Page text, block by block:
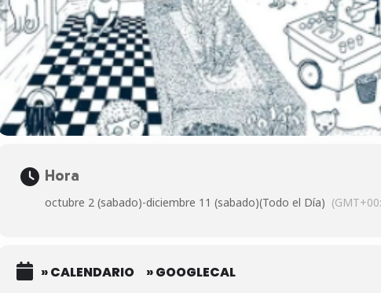
Hora
octubre 2 (sabado)-diciembre 11 (sabado)(Todo el Día)
» CALENDARIO » GOOGLECAL